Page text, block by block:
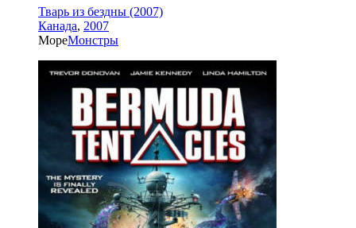
Тварь из бездны (2007)
Канада, 2007
МореМонстры